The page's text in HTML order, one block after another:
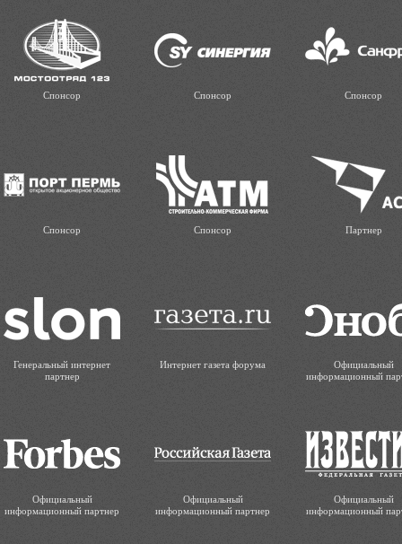
Спонсор Спонсор Спонсор
Спонсор Спонсор Партнер
Генеральный интернет
партнер
Интернет газета форума
Официальный
информационный
Официальный
информационный партнер
Официальный
информационный партнер
Официальный
информационный